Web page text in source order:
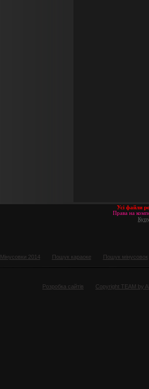
Усі файли
Права на
Мінусовки 2014 Пошук караоке Пошук мінусовок
Розробка сайтів Copyright TEAM by